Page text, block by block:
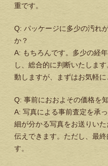
重です。
Q: パッケージに多少の汚れ
か？
A: もちろんです。多少の経
し、総合的に判断いたしま
動しますが、まずはお気軽に
Q: 事前におおよその価格を
A: 写真による事前査定を承
細が分かる写真をお送りい
伝えできます。ただし、最
す。